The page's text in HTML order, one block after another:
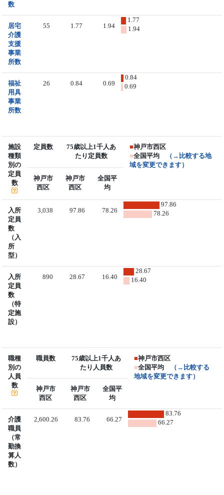
数
居宅
介護
支援
事業
所数
55 1.77 1.94
1.77
1.94
福祉
用具
事業
所数
26 0.84 0.69
0.84
0.69
施設
種類
別の
定員
数
定員数
75歳以上1千人あ
たり定員数
■神戸市西区
■全国平均
（→比較する地
域を変更できます）
神戸市
西区
神戸市
西区
全国平
均
入所
定員
数
（入
所
型）
3,038 97.86 78.26
97.86
78.26
入所
定員
数
（特
定施
設）
890 28.67 16.40
28.67
16.40
職種
別の
人員
数
職員数
75歳以上1千人あ
たり人員数
■神戸市西区
■全国平均
（→比較する
地域を変更できます）
神戸市
西区
神戸市
西区
全国平
均
介護
職員
（常
勤換
算人
数）
2,600.26 83.76 66.27
83.76
66.27